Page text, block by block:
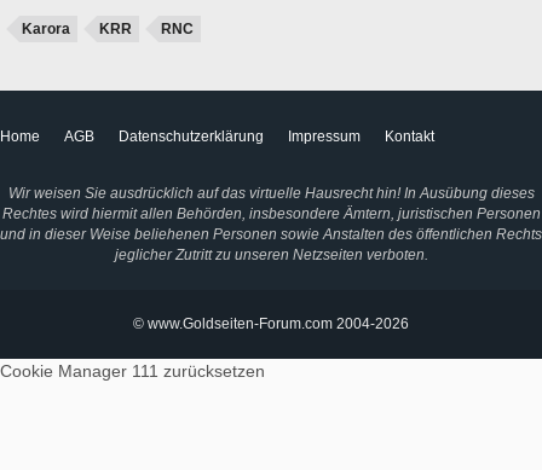
Karora KRR RNC
Home AGB Datenschutzerklärung Impressum Kontakt
Wir weisen Sie ausdrücklich auf das virtuelle Hausrecht hin! In Ausübung dieses
Rechtes wird hiermit allen Behörden, insbesondere Ämtern, juristischen Personen
und in dieser Weise beliehenen Personen sowie Anstalten des öffentlichen Rechts
jeglicher Zutritt zu unseren Netzseiten verboten.
© www.Goldseiten-Forum.com 2004-2026
Cookie Manager 111 zurücksetzen